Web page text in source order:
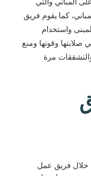
كما يقوم فريق
واستخدام
صلابتها وقوتها ومنع
مرة
خلال فريق عمل